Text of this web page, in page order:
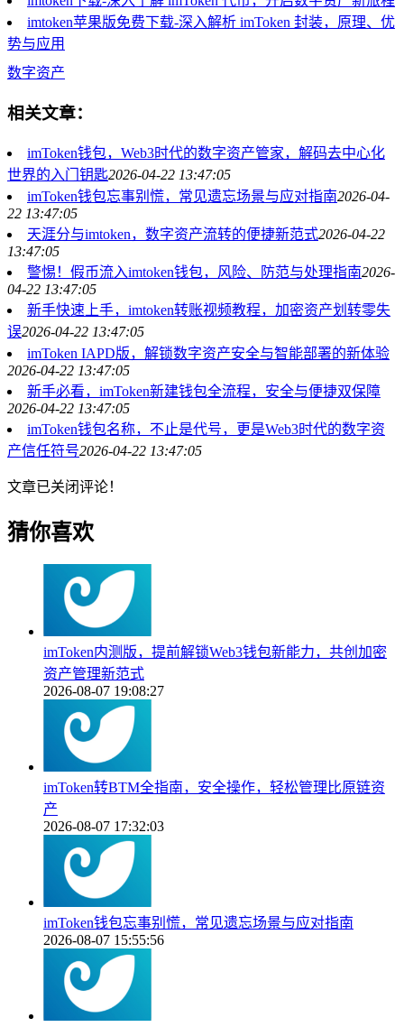
imtoken苹果版免费下载-深入解析 imToken 封装，原理、优
势与应用
数字资产
相关文章：
imToken钱包，Web3时代的数字资产管家，解码去中心化
世界的入门钥匙2026-04-22 13:47:05
imToken钱包忘事别慌，常见遗忘场景与应对指南2026-04-
22 13:47:05
天涯分与imtoken，数字资产流转的便捷新范式2026-04-22
13:47:05
警惕！假币流入imtoken钱包，风险、防范与处理指南2026-
04-22 13:47:05
新手快速上手，imtoken转账视频教程，加密资产划转零失
误2026-04-22 13:47:05
imToken IAPD版，解锁数字资产安全与智能部署的新体验
2026-04-22 13:47:05
新手必看，imToken新建钱包全流程，安全与便捷双保障
2026-04-22 13:47:05
imToken钱包名称，不止是代号，更是Web3时代的数字资
产信任符号2026-04-22 13:47:05
文章已关闭评论！
猜你喜欢
imToken内测版，提前解锁Web3钱包新能力，共创加密
资产管理新范式
2026-08-07 19:08:27
imToken转BTM全指南，安全操作，轻松管理比原链资
产
2026-08-07 17:32:03
imToken钱包忘事别慌，常见遗忘场景与应对指南
2026-08-07 15:55:56